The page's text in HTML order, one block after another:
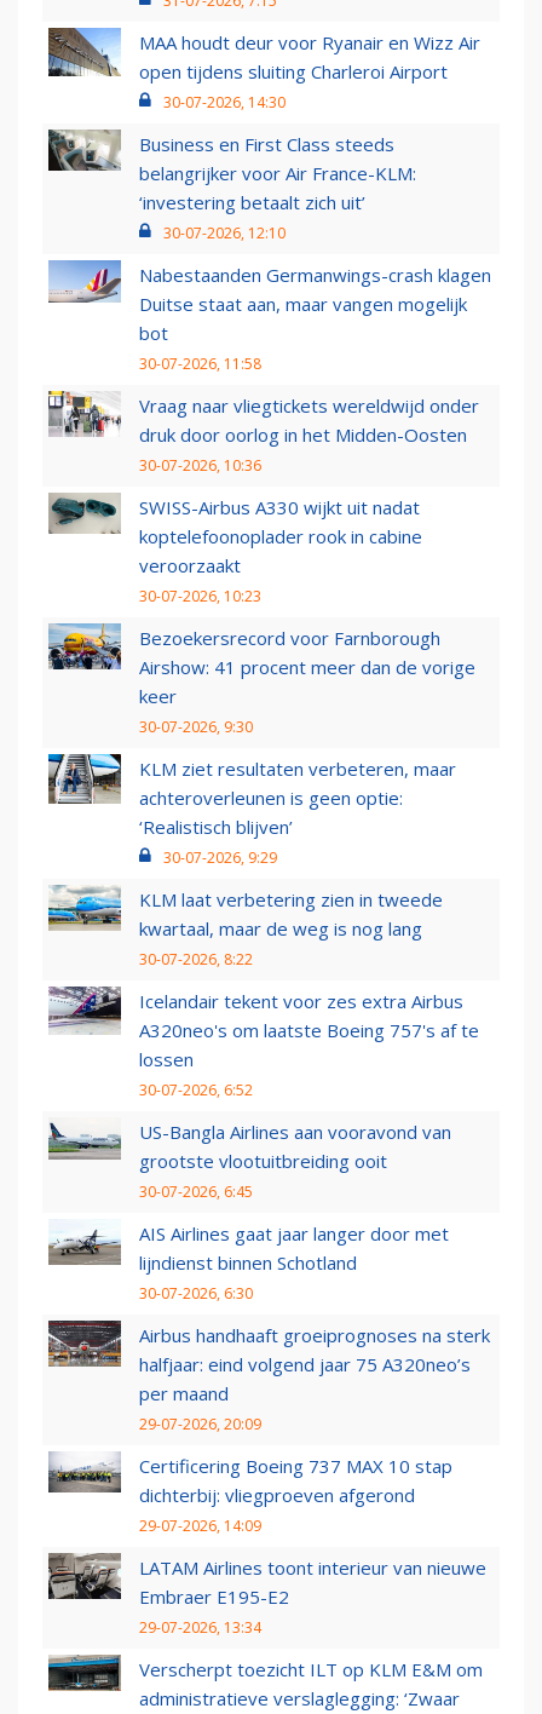
MAA houdt deur voor Ryanair en Wizz Air
open tijdens sluiting Charleroi Airport
30-07-2026, 14:30
Business en First Class steeds
belangrijker voor Air France-KLM:
‘investering betaalt zich uit’
30-07-2026, 12:10
Nabestaanden Germanwings-crash klagen
Duitse staat aan, maar vangen mogelijk
bot
30-07-2026, 11:58
Vraag naar vliegtickets wereldwijd onder
druk door oorlog in het Midden-Oosten
30-07-2026, 10:36
SWISS-Airbus A330 wijkt uit nadat
koptelefoonoplader rook in cabine
veroorzaakt
30-07-2026, 10:23
Bezoekersrecord voor Farnborough
Airshow: 41 procent meer dan de vorige
keer
30-07-2026, 9:30
KLM ziet resultaten verbeteren, maar
achteroverleunen is geen optie:
‘Realistisch blijven’
30-07-2026, 9:29
KLM laat verbetering zien in tweede
kwartaal, maar de weg is nog lang
30-07-2026, 8:22
Icelandair tekent voor zes extra Airbus
A320neo's om laatste Boeing 757's af te
lossen
30-07-2026, 6:52
US-Bangla Airlines aan vooravond van
grootste vlootuitbreiding ooit
30-07-2026, 6:45
AIS Airlines gaat jaar langer door met
lijndienst binnen Schotland
30-07-2026, 6:30
Airbus handhaaft groeiprognoses na sterk
halfjaar: eind volgend jaar 75 A320neo’s
per maand
29-07-2026, 20:09
Certificering Boeing 737 MAX 10 stap
dichterbij: vliegproeven afgerond
29-07-2026, 14:09
LATAM Airlines toont interieur van nieuwe
Embraer E195-E2
29-07-2026, 13:34
Verscherpt toezicht ILT op KLM E&M om
administratieve verslaglegging: ‘Zwaar